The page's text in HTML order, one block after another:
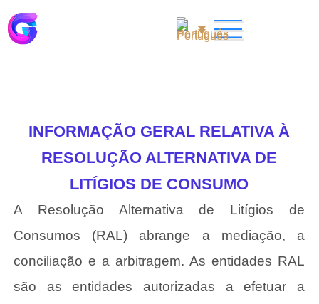
INFORMAÇÃO GERAL RELATIVA À
RESOLUÇÃO ALTERNATIVA DE
LITÍGIOS DE CONSUMO
A Resolução Alternativa de Litígios de
Consumos (RAL) abrange a mediação, a
conciliação e a arbitragem. As entidades RAL
são as entidades autorizadas a efetuar a